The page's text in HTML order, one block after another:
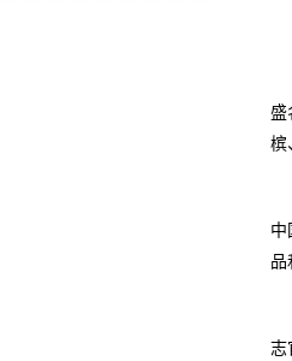
盛
槟
中
品
志